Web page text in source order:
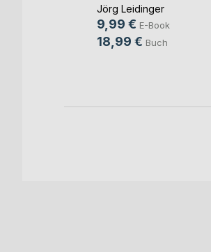
Jörg Leidinger
9,99 € E-Book
18,99 € Buch